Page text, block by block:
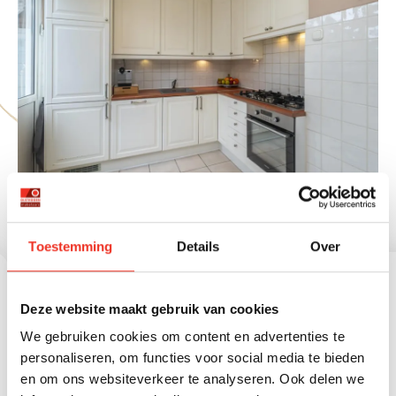
Toestemming Details Over
Deze website maakt gebruik van cookies
We gebruiken cookies om content en advertenties te
personaliseren, om functies voor social media te bieden
en om ons websiteverkeer te analyseren. Ook delen we
Soort bouw Woonhuis
Aan rustige weg, in
woonwijk
Aantal kamers
Aantal slaapkamers 3
Aantal badkamers
Badkamervoorzieningen
Wastafelmeubel,
2
ruimte
Warm water Cv ketel
C.v.-ketel type Gas
C.v.-ketel bouwjaar 2001
Energie einddatum 2036-01-22
Voorzieningen Voorzien van elektra
Permanente bewoning
Huidig gebruik Woonruimte
Huidige bestemming Woonruimte
Kwaliteit tuin Verzorgd
Perceelnummer
Perceeloppervlakte 120